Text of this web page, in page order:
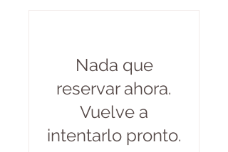
Nada que
reservar ahora.
Vuelve a
intentarlo pronto.